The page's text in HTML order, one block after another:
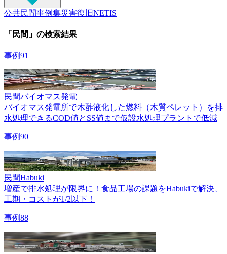
公共民間事例集災害復旧NETIS
「民間」の検索結果
事例91
民間バイオマス発電
バイオマス発電所で木酢液化した燃料（木質ペレット）を排
水処理できるCOD値とSS値まで仮設水処理プラントで低減
事例90
民間Habuki
増産で排水処理が限界に！食品工場の課題をHabukiで解決、
工期・コストが1/2以下！
事例88